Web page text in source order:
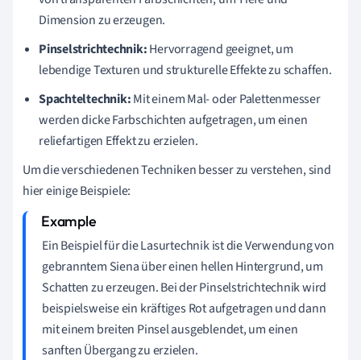
Dimension zu erzeugen.
Pinselstrichtechnik:Hervorragend geeignet, um
lebendige Texturen und strukturelle Effekte zu schaffen.
Spachteltechnik:Mit einem Mal- oder Palettenmesser
werden dicke Farbschichten aufgetragen, um einen
reliefartigen Effekt zu erzielen.
Um die verschiedenen Techniken besser zu verstehen, sind
hier einige Beispiele:
Ein Beispiel für die Lasurtechnik ist die Verwendung von
gebranntem Siena über einen hellen Hintergrund, um
Schatten zu erzeugen. Bei der Pinselstrichtechnik wird
beispielsweise ein kräftiges Rot aufgetragen und dann
mit einem breiten Pinsel ausgeblendet, um einen
sanften Übergang zu erzielen.